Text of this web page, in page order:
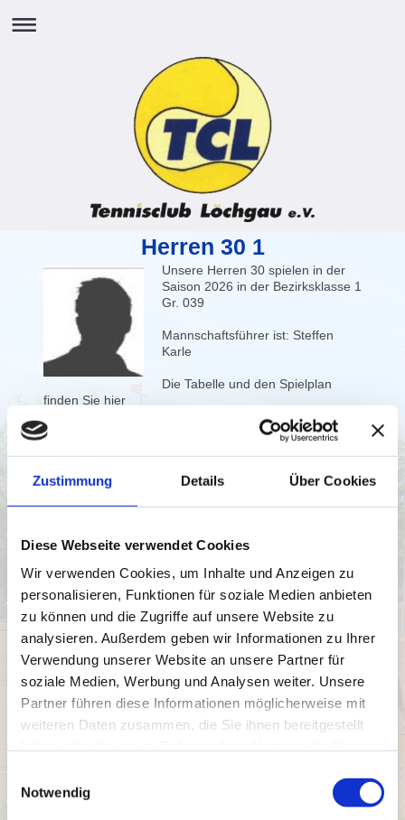
Zustimmung Details Über Cookies
Diese Webseite verwendet Cookies
Wir verwenden Cookies, um Inhalte und Anzeigen zu
personalisieren, Funktionen für soziale Medien anbieten
zu können und die Zugriffe auf unsere Website zu
analysieren. Außerdem geben wir Informationen zu Ihrer
Verwendung unserer Website an unsere Partner für
soziale Medien, Werbung und Analysen weiter. Unsere
Partner führen diese Informationen möglicherweise mit
weiteren Daten zusammen, die Sie ihnen bereitgestellt
Notwendig
Herren 30 1
Unsere Herren 30 spielen in der
Saison 2026 in der Bezirksklasse 1
Gr. 039
Mannschaftsführer ist: Steffen
Karle
Die Tabelle und den Spielplan
finden Sie hier
https://www.wtb-tennis.de/spielbetrieb/sommer-
2026/senioren/gruppe/g/2225532.html